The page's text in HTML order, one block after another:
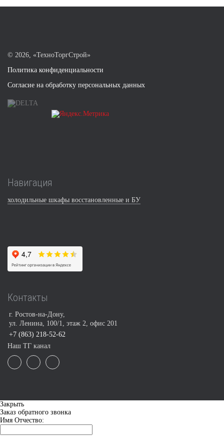
© 2026, «ТехноТоргСтрой»
Политика конфиденциальности
Согласие на обработку персональных данных
Навигация
холодильные шкафы восстановленные и БУ
Контакты
г. Ростов-на-Дону,
ул. Ленина, 100/1, этаж 2, офис 201
+7 (863) 218-52-62
Наш ТГ канал
Закрыть
Заказ обратного звонка
Имя Отчество: